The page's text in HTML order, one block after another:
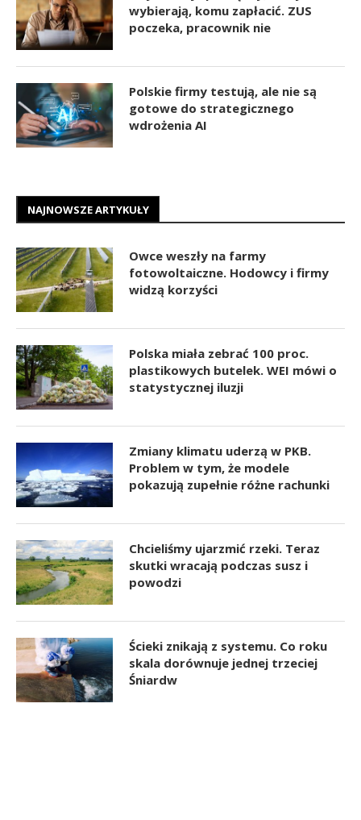
wybierają, komu zapłacić. ZUS
poczeka, pracownik nie
Polskie firmy testują, ale nie są
gotowe do strategicznego
wdrożenia AI
NAJNOWSZE ARTYKUŁY
Owce weszły na farmy
fotowoltaiczne. Hodowcy i firmy
widzą korzyści
Polska miała zebrać 100 proc.
plastikowych butelek. WEI mówi o
statystycznej iluzji
Zmiany klimatu uderzą w PKB.
Problem w tym, że modele
pokazują zupełnie różne rachunki
Chcieliśmy ujarzmić rzeki. Teraz
skutki wracają podczas susz i
powodzi
Ścieki znikają z systemu. Co roku
skala dorównuje jednej trzeciej
Śniardw